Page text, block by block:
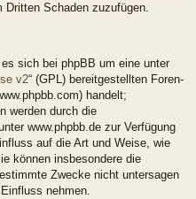
Dritten Schaden zuzufügen.
sich bei phpBB um eine unter
v2“ (GPL) bereitgestellten Foren-
handelt;
werden durch die
www.phpbb.de zur Verfügung
auf die Art und Weise, wie
können insbesondere die
Zwecke nicht untersagen
nehmen.